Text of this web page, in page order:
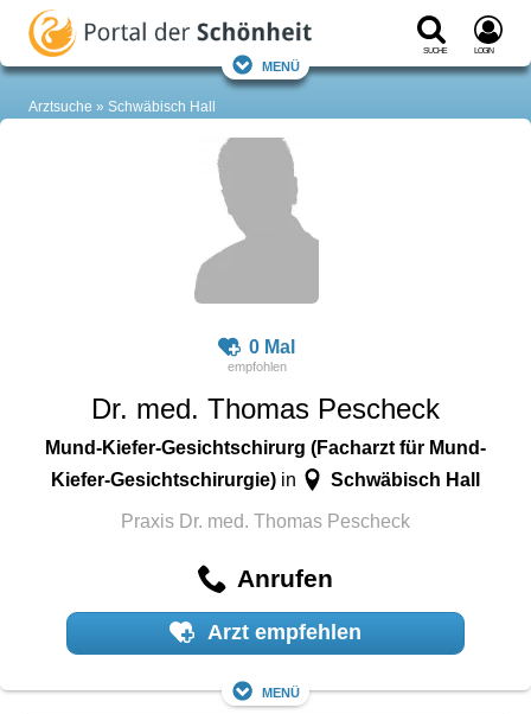
Suche Login
Menü
Arztsuche Schwäbisch Hall
0 Mal
Dr. med. Thomas Pescheck
Mund-Kiefer-Gesichtschirurg (Facharzt für Mund-
Kiefer-Gesichtschirurgie)in Schwäbisch Hall
Praxis Dr. med. Thomas Pescheck
Anrufen
Arzt empfehlen
Menü